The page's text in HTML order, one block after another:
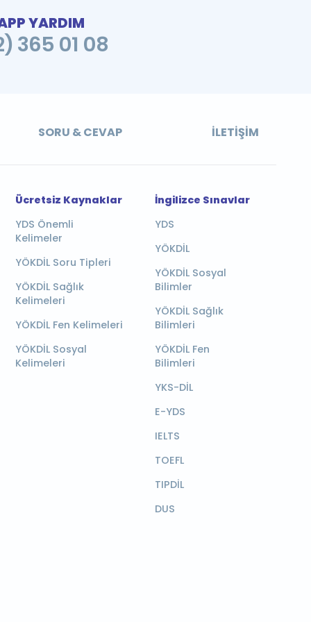
YARDIM
365 01 08
SORU & CEVAP İLETIŞIM
Ücretsiz Kaynaklar
YDS Önemli
Kelimeler
YÖKDİL Soru Tipleri
YÖKDİL Sağlık
Kelimeleri
YÖKDİL Fen Kelimeleri
YÖKDİL Sosyal
Kelimeleri
İngilizce Sınavlar
YDS
YÖKDİL
YÖKDİL Sosyal
Bilimler
YÖKDİL Sağlık
Bilimleri
YÖKDİL Fen
Bilimleri
YKS-DİL
E-YDS
IELTS
TOEFL
TIPDİL
DUS